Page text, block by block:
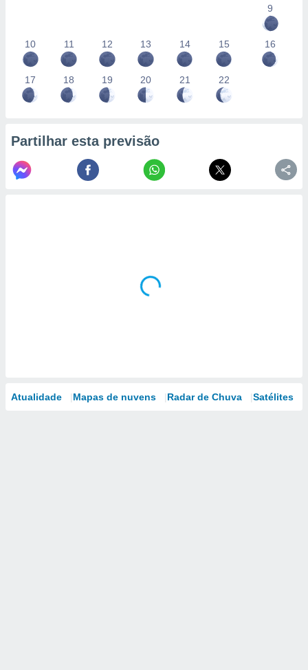
9
10 11 12 13 14 15 16
17 18 19 20 21 22
Partilhar esta previsão
Atualidade Mapas de nuvens Radar de Chuva Satélites